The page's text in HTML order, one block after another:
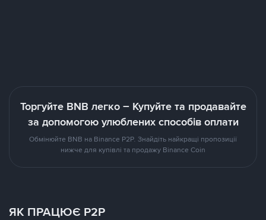
Торгуйте BNB легко – Купуйте та продавайте
за допомогою улюблених способів оплати
Обмінюйте BNB на Binance P2P. Знайдіть найкращі пропозиції
нижче для купівлі та продажу Binance Coin
ЯК ПРАЦЮЄ P2P